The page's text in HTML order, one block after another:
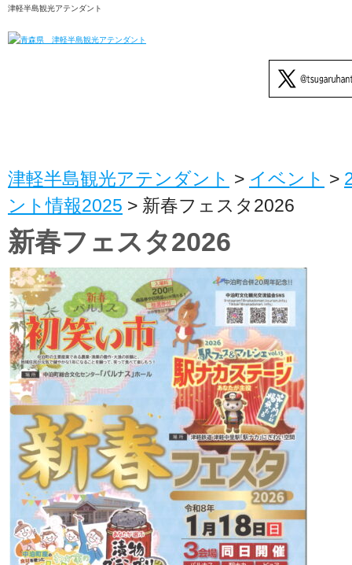
津軽半島観光アテンダント
津軽半島観光アテンダント > イベント >
ント情報2025 > 新春フェスタ2026
新春フェスタ2026